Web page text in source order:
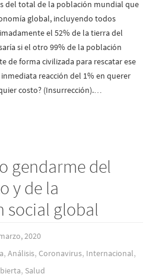
del total de la población mundial que
global, incluyendo todos
el 52% de la tierra del
si el otro 99% de la población
de forma civilizada para rescatar ese
reacción del 1% en querer
costo? (Insurrección).…
gendarme del
y de la
social global
2020
,Análisis,Coronavirus, Internacional,
, Salud